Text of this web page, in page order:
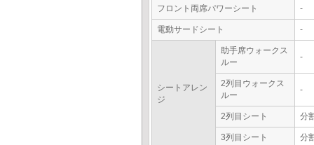
フロント両席パワーシート -
電動サードシート -
シートアレン
ジ
助手席ウォークス
ルー
-
2列目ウォークス
ルー
-
2列目シート 分
3列目シート 分